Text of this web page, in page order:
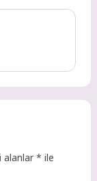
alanlar* ile